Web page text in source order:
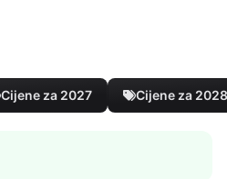
Cijene za 2027 Cijene za 2028